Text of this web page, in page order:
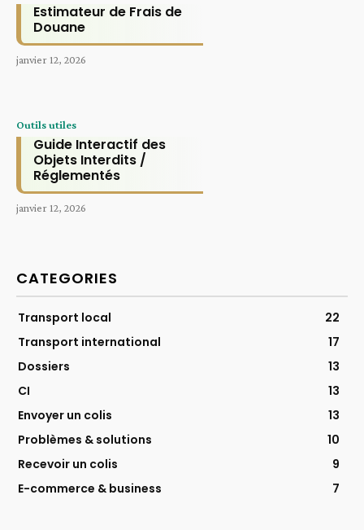
Estimateur de Frais de
Douane
janvier 12, 2026
Outils utiles
Guide Interactif des
Objets Interdits /
Réglementés
janvier 12, 2026
CATEGORIES
Transport local
22
Transport international
17
Dossiers
13
CI
13
Envoyer un colis
13
Problèmes & solutions
10
Recevoir un colis
9
E-commerce & business
7